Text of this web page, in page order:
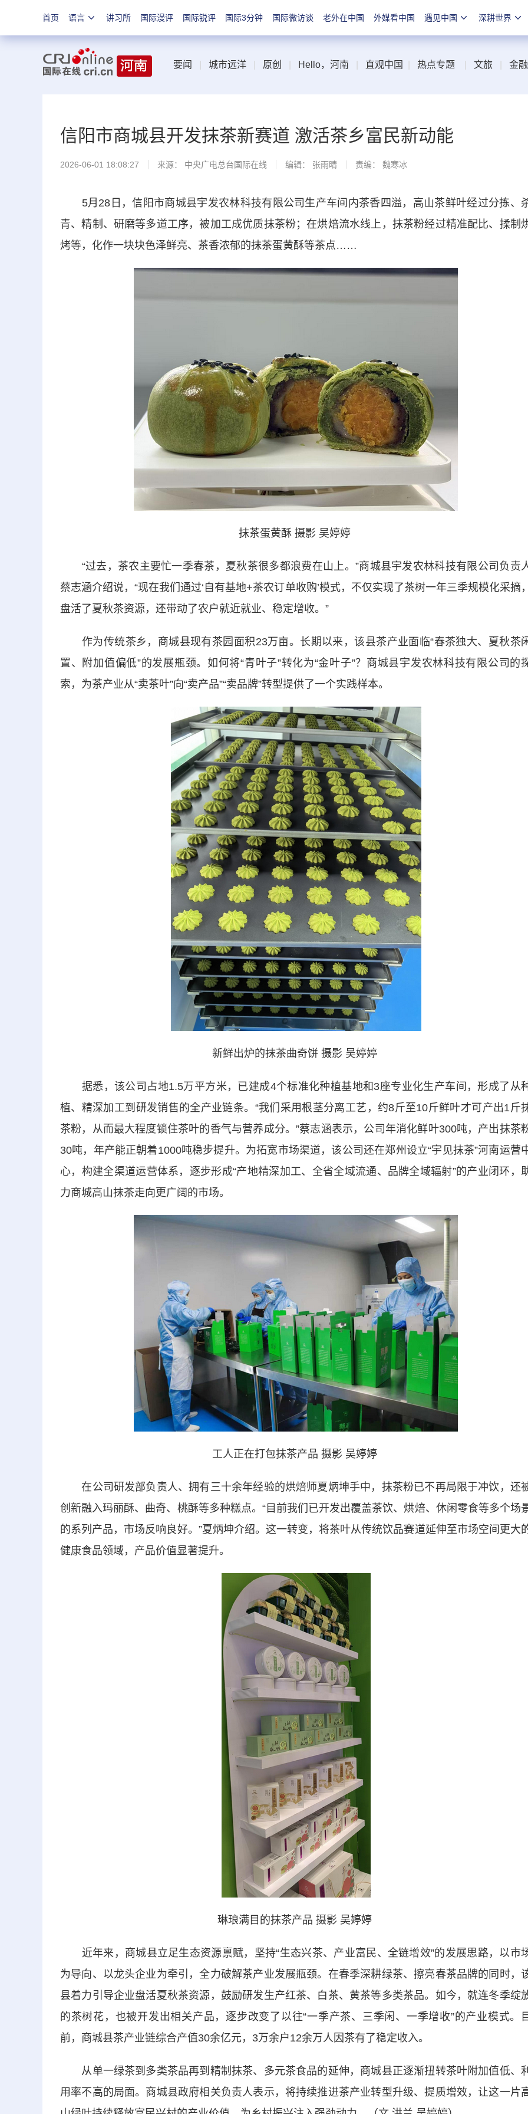
首页 语言 讲习所 国际漫评 国际锐评 国际3分钟 国际微访谈 老外在中国 外媒看中国 遇见中国 深耕世界
要闻 城市远洋 原创 Hello，河南 直观中国 热点专题 文旅 金融
信阳市商城县开发抹茶新赛道 激活茶乡富民新动能
2026-06-01 18:08:27 来源： 中央广电总台国际在线 编辑： 张雨晴 责编： 魏寒冰
5月28日，信阳市商城县宇发农林科技有限公司生产车间内茶香四溢，高山茶鲜叶经过分拣、
青、精制、研磨等多道工序，被加工成优质抹茶粉；在烘焙流水线上，抹茶粉经过精准配比、揉制
烤等，化作一块块色泽鲜亮、茶香浓郁的抹茶蛋黄酥等茶点……
抹茶蛋黄酥 摄影 吴婷婷
“过去，茶农主要忙一季春茶，夏秋茶很多都浪费在山上。”商城县宇发农林科技有限公司负责
蔡志涵介绍说，“现在我们通过‘自有基地+茶农订单收购’模式，不仅实现了茶树一年三季规模化采摘，
盘活了夏秋茶资源，还带动了农户就近就业、稳定增收。”
作为传统茶乡，商城县现有茶园面积23万亩。长期以来，该县茶产业面临“春茶独大、夏秋茶
置、附加值偏低”的发展瓶颈。如何将“青叶子”转化为“金叶子”？商城县宇发农林科技有限公司的
索，为茶产业从“卖茶叶”向“卖产品”“卖品牌”转型提供了一个实践样本。
新鲜出炉的抹茶曲奇饼 摄影 吴婷婷
据悉，该公司占地1.5万平方米，已建成4个标准化种植基地和3座专业化生产车间，形成了从
植、精深加工到研发销售的全产业链条。“我们采用根茎分离工艺，约8斤至10斤鲜叶才可产出1斤
茶粉，从而最大程度锁住茶叶的香气与营养成分。”蔡志涵表示，公司年消化鲜叶300吨，产出抹茶
30吨，年产能正朝着1000吨稳步提升。为拓宽市场渠道，该公司还在郑州设立“宇见抹茶”河南运营
心，构建全渠道运营体系，逐步形成“产地精深加工、全省全域流通、品牌全域辐射”的产业闭环，
力商城高山抹茶走向更广阔的市场。
工人正在打包抹茶产品 摄影 吴婷婷
在公司研发部负责人、拥有三十余年经验的烘焙师夏炳坤手中，抹茶粉已不再局限于冲饮，还
创新融入玛丽酥、曲奇、桃酥等多种糕点。“目前我们已开发出覆盖茶饮、烘焙、休闲零食等多个场
的系列产品，市场反响良好。”夏炳坤介绍。这一转变，将茶叶从传统饮品赛道延伸至市场空间更大
健康食品领域，产品价值显著提升。
琳琅满目的抹茶产品 摄影 吴婷婷
近年来，商城县立足生态资源禀赋，坚持“生态兴茶、产业富民、全链增效”的发展思路，以市
为导向、以龙头企业为牵引，全力破解茶产业发展瓶颈。在春季深耕绿茶、擦亮春茶品牌的同时，
县着力引导企业盘活夏秋茶资源，鼓励研发生产红茶、白茶、黄茶等多类茶品。如今，就连冬季绽
的茶树花，也被开发出相关产品，逐步改变了以往“一季产茶、三季闲、一季增收”的产业模式。
前，商城县茶产业链综合产值30余亿元，3万余户12余万人因茶有了稳定收入。
从单一绿茶到多类茶品再到精制抹茶、多元茶食品的延伸，商城县正逐渐扭转茶叶附加值低、利
用率不高的局面。商城县政府相关负责人表示，将持续推进茶产业转型升级、提质增效，让这一片